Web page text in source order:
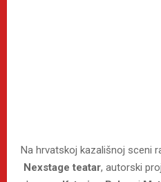
Na hrvatskoj kazališnoj sceni
Nexstage teatar, autorski